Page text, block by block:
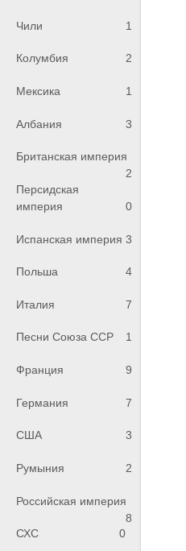
Чили 1
Колумбия 2
Мексика 1
Албания 3
Британская империя
2
Персидская
империя
0
Испанская империя 3
Польша 4
Италия 7
Песни Союза ССР 1
Франция 9
Германия 7
США 3
Румыния 2
Российская империя
8
СХС
0